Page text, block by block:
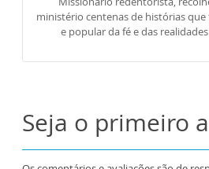
ministério centenas de histórias
e popular da fé e das
Seja o primeiro